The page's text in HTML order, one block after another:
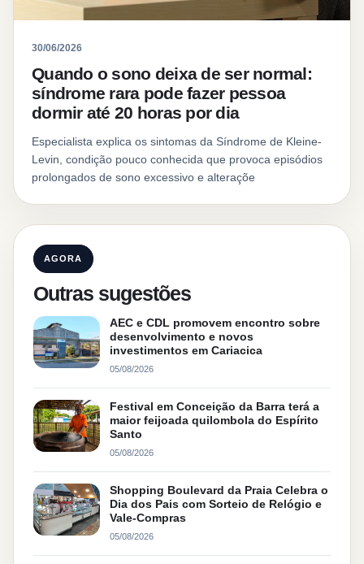
30/06/2026
Quando o sono deixa de ser normal:
síndrome rara pode fazer pessoa
dormir até 20 horas por dia
Especialista explica os sintomas da Síndrome de Kleine-
Levin, condição pouco conhecida que provoca episódios
prolongados de sono excessivo e alteraçõe
AGORA
Outras sugestões
AEC e CDL promovem encontro sobre
desenvolvimento e novos
investimentos em Cariacica
05/08/2026
Festival em Conceição da Barra terá a
maior feijoada quilombola do Espírito
Santo
05/08/2026
Shopping Boulevard da Praia Celebra o
Dia dos Pais com Sorteio de Relógio e
Vale-Compras
05/08/2026